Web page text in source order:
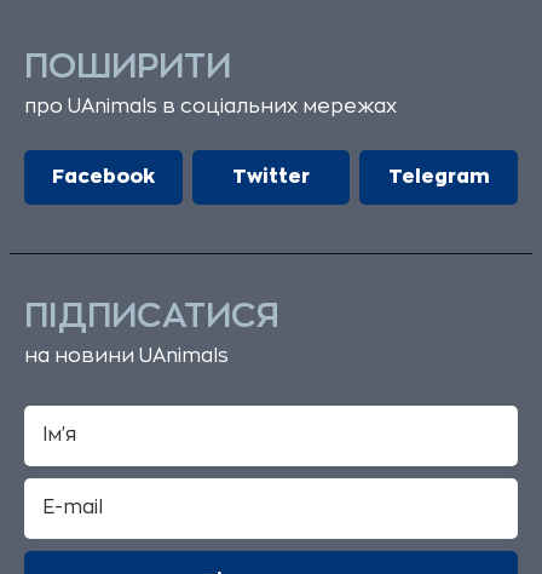
ПОШИРИТИ
про UAnimals в соціальних мережах
Facebook Twitter Telegram
ПІДПИСАТИСЯ
на новини UAnimals